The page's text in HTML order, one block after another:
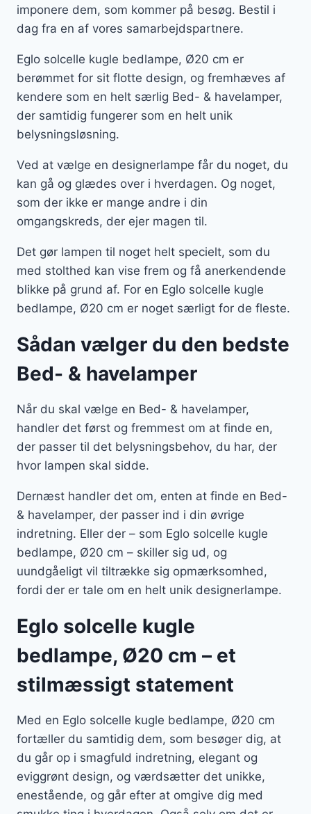
imponere dem, som kommer på besøg. Bestil i
dag fra en af vores samarbejdspartnere.
Eglo solcelle kugle bedlampe, Ø20 cm er
berømmet for sit flotte design, og fremhæves af
kendere som en helt særlig Bed- & havelamper,
der samtidig fungerer som en helt unik
belysningsløsning.
Ved at vælge en designerlampe får du noget, du
kan gå og glædes over i hverdagen. Og noget,
som der ikke er mange andre i din
omgangskreds, der ejer magen til.
Det gør lampen til noget helt specielt, som du
med stolthed kan vise frem og få anerkendende
blikke på grund af. For en Eglo solcelle kugle
bedlampe, Ø20 cm er noget særligt for de fleste.
Sådan vælger du den bedste
Bed- & havelamper
Når du skal vælge en Bed- & havelamper,
handler det først og fremmest om at finde en,
der passer til det belysningsbehov, du har, der
hvor lampen skal sidde.
Dernæst handler det om, enten at finde en Bed-
& havelamper, der passer ind i din øvrige
indretning. Eller der – som Eglo solcelle kugle
bedlampe, Ø20 cm – skiller sig ud, og
uundgåeligt vil tiltrække sig opmærksomhed,
fordi der er tale om en helt unik designerlampe.
Eglo solcelle kugle
bedlampe, Ø20 cm – et
stilmæssigt statement
Med en Eglo solcelle kugle bedlampe, Ø20 cm
fortæller du samtidig dem, som besøger dig, at
du går op i smagfuld indretning, elegant og
eviggrønt design, og værdsætter det unikke,
enestående, og går efter at omgive dig med